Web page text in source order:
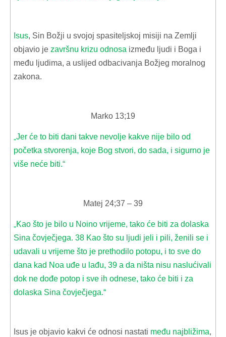
Isus, Sin Božji u svojoj spasiteljskoj misiji na Zemlji
objavio je završnu krizu odnosa između ljudi i Boga i
među ljudima, a uslijed odbacivanja Božjeg moralnog
zakona.
Marko 13;19
Jer će to biti dani takve nevolje kakve nije bilo od
početka stvorenja, koje Bog stvori, do sada, i sigurno je
više neće biti.“
Matej 24;37 – 39
Kao što je bilo u Noino vrijeme, tako će biti za dolaska
Sina čovječjega. 38 Kao što su ljudi jeli i pili, ženili se i
udavali u vrijeme što je prethodilo potopu, i to sve do
dana kad Noa uđe u lađu, 39 a da ništa nisu naslućivali
dok ne dođe potop i sve ih odnese, tako će biti i za
dolaska Sina čovječjega.“
Isus je objavio kakvi će odnosi nastati među najbližima,